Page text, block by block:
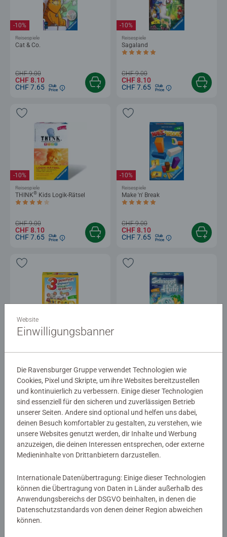
Cat & Co.
-10%
Reisespiele
CHF 9.00
CHF 8.10
CHF 7.65
Club
Price
Sagaland
Durchschnittliche Bewertung 5.0 von 5
-10%
Reisespiele
CHF 9.00
CHF 8.10
CHF 7.65
Club
Price
THINK® Kids Logik-Rätsel
Durchschnittliche Bewertung 4.0 von 5 Sternen.
-10%
Reisespiele
CHF 9.00
CHF 8.10
CHF 7.65
Club
Price
Make 'n' Break
Durchschnittliche Bewertung 5.0 von 5
-10%
Reisespiele
CHF 9.00
CHF 8.10
CHF 7.65
Club
Price
CHF 9.00
CHF 8.10
CHF 7.65
Price
CHF 9.00
CHF 8.10
CHF 7.65
Price
Disney Princess: Funkelsteine
-10%
Reisespiele
CHF 9.00
Gabby's Dollhouse - Helft Gabby!
-10%
Reisespiele
Website
Einwilligungsbanner
Die Ravensburger Gruppe verwendet Technologien wie
Cookies, Pixel und Skripte, um ihre Websites bereitzustellen
und kontinuierlich zu verbessern. Einige dieser Technologien
sind essenziell für den sicheren und zuverlässigen Betrieb
unserer Seiten. Andere sind optional und helfen uns dabei,
deinen Besuch komfortabler zu gestalten, zu verstehen, wie
unsere Websites genutzt werden, dir Inhalte und Werbung
anzuzeigen, die deinen Interessen entsprechen, oder externe
Medieninhalte von Drittanbietern darzustellen.
Internationale Datenübertragung: Einige dieser Technologien
können die Übertragung von Daten in Länder außerhalb des
Anwendungsbereichs der DSGVO beinhalten, in denen die
Datenschutzstandards von denen deiner Region abweichen
können.